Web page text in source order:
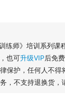
练师》培训系列课
也可升级VIP后免
保护，任何人不得
，不支持退换货，